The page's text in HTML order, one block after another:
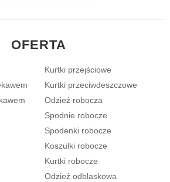
OFERTA
Kurtki przejściowe
Kurtki przeciwdeszczowe
Odzież robocza
Spodnie robocze
Spodenki robocze
Koszulki robocze
Kurtki robocze
Odzież odblaskowa